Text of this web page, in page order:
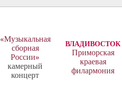
«Музыкальная
сборная
России»
камерный
концерт
ВЛАДИВОСТОК
Приморская
краевая
филармония